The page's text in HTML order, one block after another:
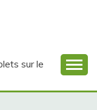
sur le